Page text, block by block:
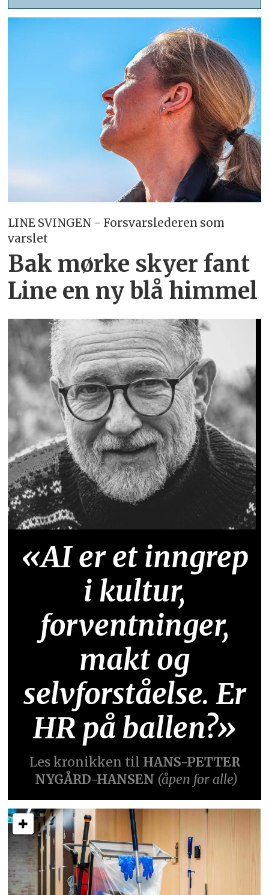
LINE SVINGEN - Forsvarslederen som
varslet
Bak mørke skyer fant
Line en ny blå himmel
«AI er et inngrep
i kultur,
forventninger,
makt og
selvforståelse. Er
HR på ballen?»
Les kronikken til HANS-PETTER
NYGÅRD-HANSEN (åpen for alle)